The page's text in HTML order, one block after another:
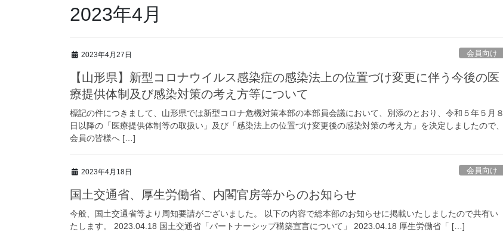
2023年4月
2023年4月27日 会員向け
【山形県】新型コロナウイルス感染症の感染法上の位置づけ変更に伴う今後の医
療提供体制及び感染対策の考え方等について
標記の件につきまして、山形県では新型コロナ危機対策本部の本部員会議において、別添のとおり、令和５年５月８
日以降の「医療提供体制等の取扱い」及び「感染法上の位置づけ変更後の感染対策の考え方」を決定しましたので、
会員の皆様へ […]
2023年4月18日 会員向け
国土交通省、厚生労働省、内閣官房等からのお知らせ
今般、国土交通省等より周知要請がございました。 以下の内容で総本部のお知らせに掲載いたしましたので共有い
たします。 2023.04.18 国土交通省「パートナーシップ構築宣言について」 2023.04.18 厚生労働省「 […]